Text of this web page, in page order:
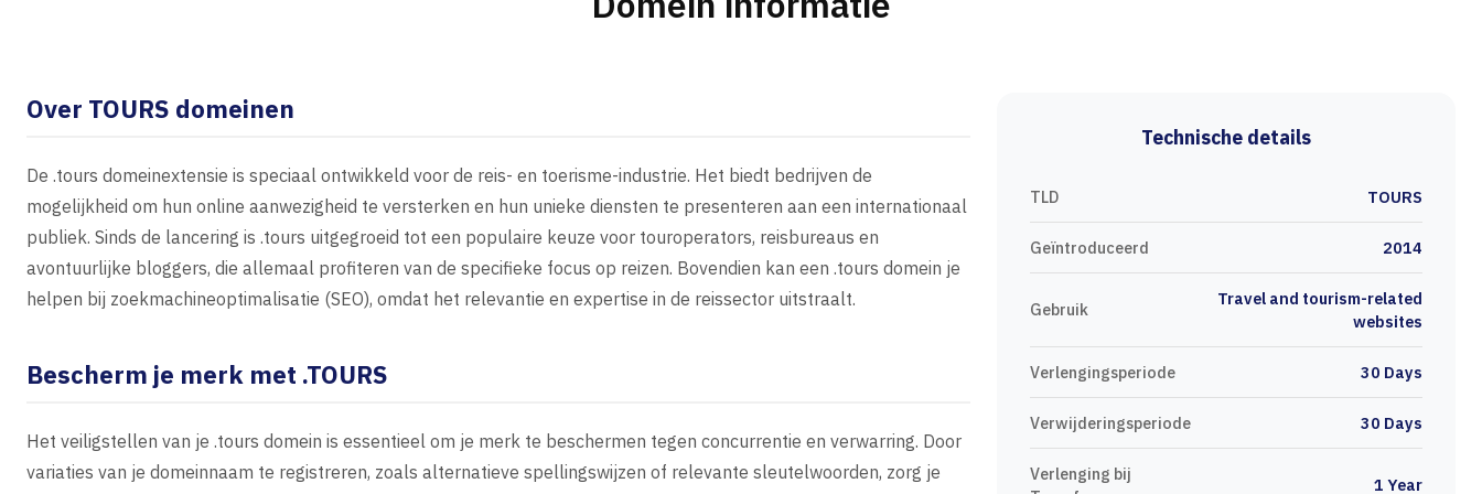
Over TOURS domeinen
De .tours domeinextensie is speciaal ontwikkeld voor de reis- en toerisme-industrie. Het biedt bedrijven de
mogelijkheid om hun online aanwezigheid te versterken en hun unieke diensten te presenteren aan een internationaal
publiek. Sinds de lancering is .tours uitgegroeid tot een populaire keuze voor touroperators, reisbureaus en
avontuurlijke bloggers, die allemaal profiteren van de specifieke focus op reizen. Bovendien kan een .tours domein je
helpen bij zoekmachineoptimalisatie (SEO), omdat het relevantie en expertise in de reissector uitstraalt.
Bescherm je merk met .TOURS
Het veiligstellen van je .tours domein is essentieel om je merk te beschermen tegen concurrentie en verwarring. Door
variaties van je domeinnaam te registreren, zoals alternatieve spellingswijzen of relevante sleutelwoorden, zorg je
Technische details
TLD TOURS
Geïntroduceerd 2014
Gebruik
Travel and tourism-related
websites
Verlengingsperiode 30 Days
Verwijderingsperiode 30 Days
Verlenging bij
1 Year